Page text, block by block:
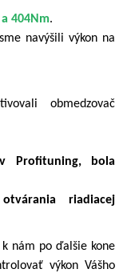
404Nm.
navýšili výkon na
obmedzovač
Profituning, bola
riadiacej
nám po ďalšie kone
výkon Vášho